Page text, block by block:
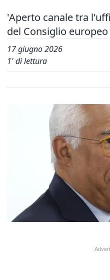
'Aperto canale tra
del Consiglio
17 giugno 2026
1' di lettura